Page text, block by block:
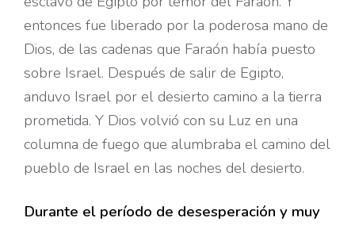
entonces fue liberado por la poderosa mano de
Dios, de las cadenas que Faraón había puesto
sobre Israel. Después de salir de Egipto,
anduvo Israel por el desierto camino a la tierra
prometida. Y Dios volvió con su Luz en una
columna de fuego que alumbraba el camino del
pueblo de Israel en las noches del desierto.
Durante el período de desesperación y muy